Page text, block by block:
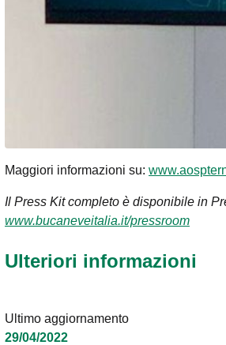
Maggiori informazioni su:
Il Press Kit completo è disponibile in
www.bucaneveitalia.it/pressroom
Ulteriori informazioni
Ultimo aggiornamento
29/04/2022